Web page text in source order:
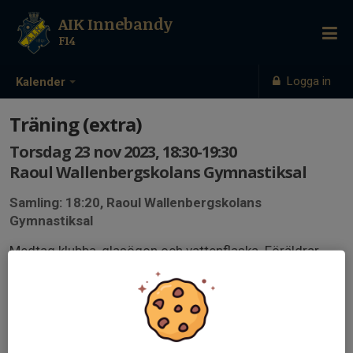
Kalender Logga in
AIK Innebandy
F14
Träning (extra)
Torsdag 23 nov 2023, 18:30-19:30
Raoul Wallenbergskolans Gymnastiksal
Samling: 18:20, Raoul Wallenbergskolans
Gymnastiksal
Medtag klubba, glasögon och vattenflaska. Föräldrar
hjälper till att bygga/ta bort sarg